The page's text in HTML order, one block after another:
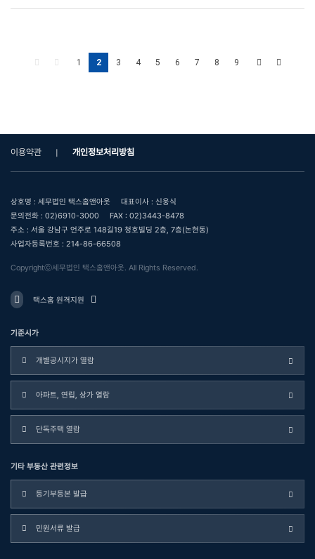
1 2 3 4 5 6 7 8 9
이용약관 개인정보처리방침
상호명 : 세무법인 택스홈앤아웃
대표이사 : 신웅식
문의전화 : 02)6910-3000
FAX : 02)3443-8478
주소 : 서울 강남구 언주로 148길19 청호빌딩 2층, 7층(논현동)
사업자등록번호 : 214-86-66508
Copyrightⓒ세무법인 택스홈앤아웃. All Rights Reserved.
택스홈 원격지원
기준시가
개별공시지가 열람
아파트, 연립, 상가 열람
단독주택 열람
기타 부동산 관련정보
등기부등본 발급
민원서류 발급